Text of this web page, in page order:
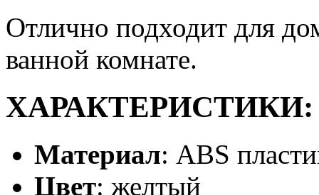
Отлично подходит для
ванной комнате.
ХАРАКТЕРИСТИКИ:
Материал: ABS
Цвет: желтый